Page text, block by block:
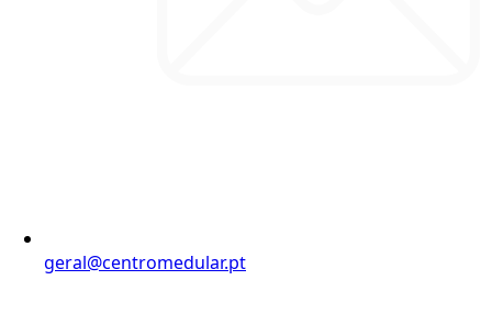
geral@centromedular.pt